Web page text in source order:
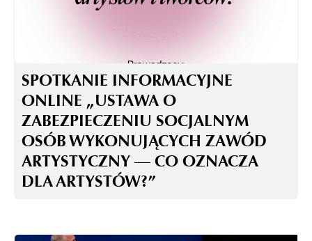
SPOTKANIE INFORMACYJNE
ONLINE „USTAWA O
ZABEZPIECZENIU SOCJALNYM
OSÓB WYKONUJĄCYCH ZAWÓD
ARTYSTYCZNY — CO OZNACZA
DLA ARTYSTÓW?”